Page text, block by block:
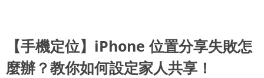
【手機定位】iPhone 位置分享失敗怎
麼辦？教你如何設定家人共享！